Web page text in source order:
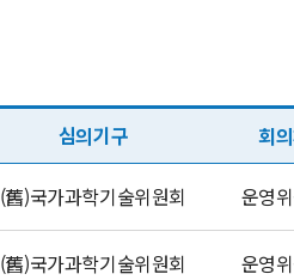
심의기구 회
(舊)국가과학기술위원회 운영
(舊)국가과학기술위원회 운영